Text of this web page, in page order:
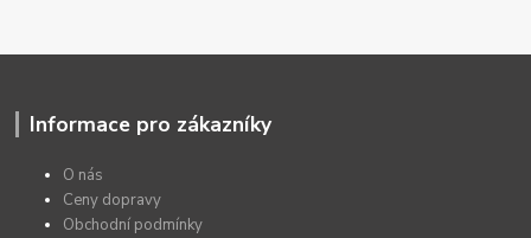
Informace pro zákazníky
O nás
Ceny dopravy
Obchodní podmínky